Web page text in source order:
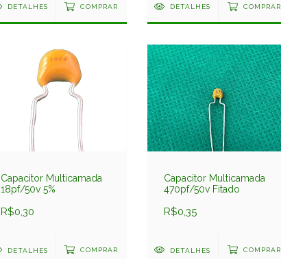
DETALHES COMPRAR DETALHES COMPRAR
Capacitor Multicamada
18pf/50v 5%
R$0,30
DETALHES COMPRAR
Capacitor Multicamada
470pf/50v Fitado
R$0,35
DETALHES COMPRAR